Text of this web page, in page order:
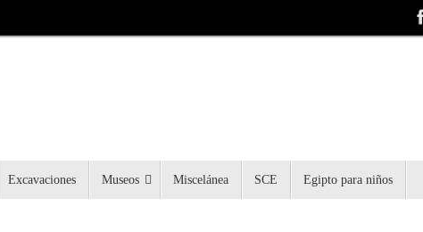
Excavaciones Museos Miscelánea SCE Egipto para niños